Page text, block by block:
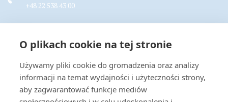
+48 22 538 43 00
handel@actus-info.pl
Biuro
Wrocław, ul. Borowska 283B
O plikach cookie na tej stronie
Używamy pliki cookie do gromadzenia oraz analizy
informacji na temat wydajności i użyteczności strony,
aby zagwarantować funkcje mediów